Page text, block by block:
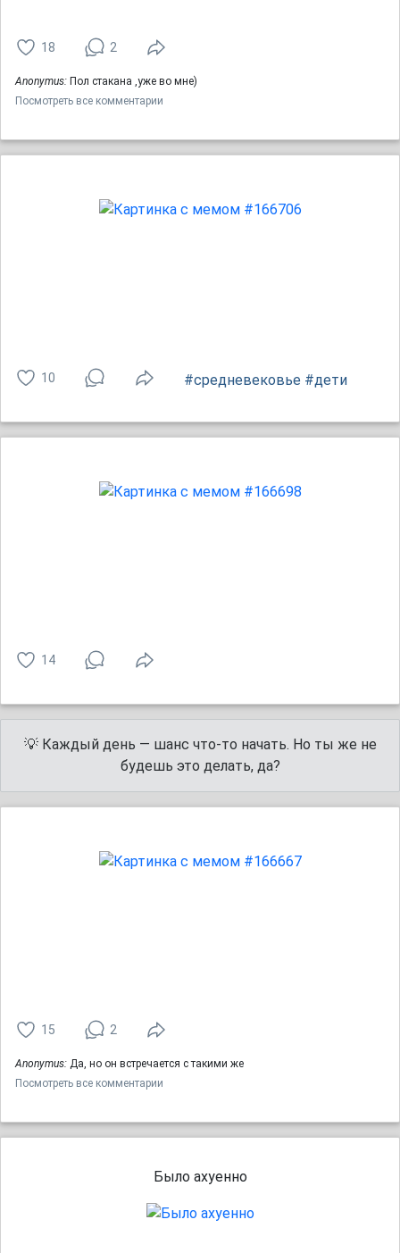
18 2
Anonymus: Пол стакана ,уже во мне)
Посмотреть все комментарии
10 #средневековье #дети
14
💡 Каждый день — шанс что-то начать. Но ты же не
будешь это делать, да?
15 2
Anonymus: Да, но он встречается с такими же
Посмотреть все комментарии
Было ахуенно